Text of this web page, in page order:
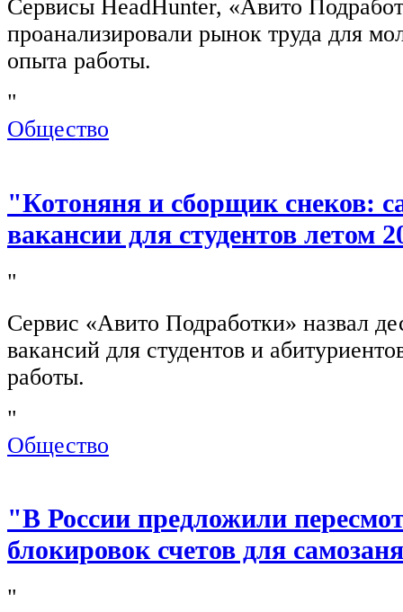
Сервисы HeadHunter, «Авито
проанализировали рынок труда для
опыта работы.
"
Общество
"Котоняня и сборщик снеков:
вакансии для студентов летом
"
Сервис «Авито Подработки» назвал
вакансий для студентов и
работы.
"
Общество
"В России предложили
блокировок счетов для
"